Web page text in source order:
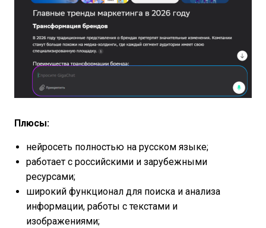
Плюсы:
нейросеть полностью на русском языке;
работает с российскими и зарубежными
ресурсами;
широкий функционал для поиска и анализа
информации, работы с текстами и
изображениями;